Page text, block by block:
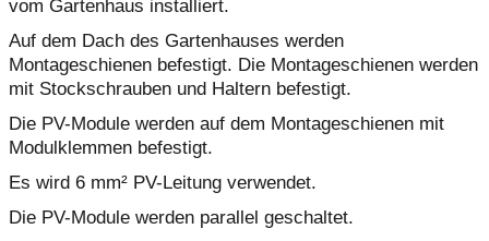
vom Gartenhaus installiert.
Auf dem Dach des Gartenhauses werden
Montageschienen befestigt. Die Montageschienen werden
mit Stockschrauben und Haltern befestigt.
Die PV-Module werden auf dem Montageschienen mit
Modulklemmen befestigt.
Es wird 6 mm² PV-Leitung verwendet.
Die PV-Module werden parallel geschaltet.